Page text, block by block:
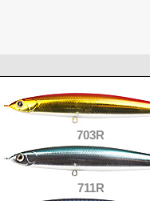
703R
711R